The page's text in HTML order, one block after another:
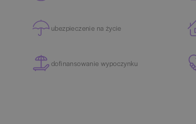
ubezpieczenie na życie
dofinansowanie wypoczynku